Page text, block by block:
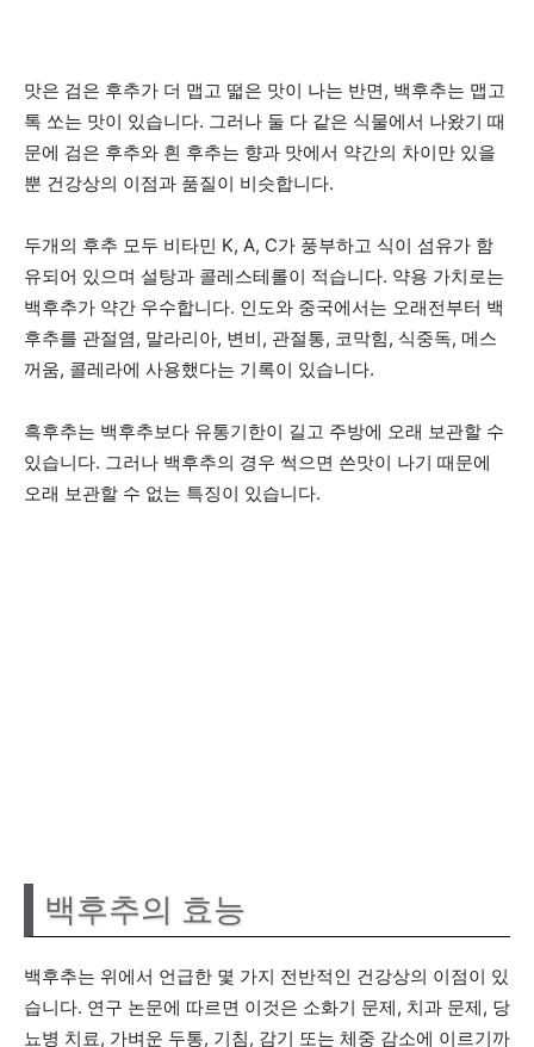
맛은 검은 후추가 더 맵고 떫은 맛이 나는 반면, 백후추는 맵고
톡 쏘는 맛이 있습니다. 그러나 둘 다 같은 식물에서 나왔기 때
문에 검은 후추와 흰 후추는 향과 맛에서 약간의 차이만 있을
뿐 건강상의 이점과 품질이 비슷합니다.
두개의 후추 모두 비타민 K, A, C가 풍부하고 식이 섬유가 함
유되어 있으며 설탕과 콜레스테롤이 적습니다. 약용 가치로는
백후추가 약간 우수합니다. 인도와 중국에서는 오래전부터 백
후추를 관절염, 말라리아, 변비, 관절통, 코막힘, 식중독, 메스
꺼움, 콜레라에 사용했다는 기록이 있습니다.
흑후추는 백후추보다 유통기한이 길고 주방에 오래 보관할 수
있습니다. 그러나 백후추의 경우 썩으면 쓴맛이 나기 때문에
오래 보관할 수 없는 특징이 있습니다.
백후추의 효능
백후추는 위에서 언급한 몇 가지 전반적인 건강상의 이점이 있
습니다. 연구 논문에 따르면 이것은 소화기 문제, 치과 문제, 당
뇨병 치료, 가벼운 두통, 기침, 감기 또는 체중 감소에 이르기까